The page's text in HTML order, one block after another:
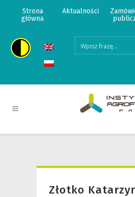
Strona
główna
Aktualności
Złotko